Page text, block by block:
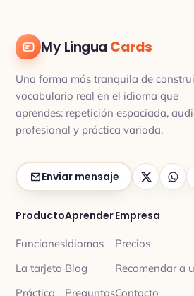
My Lingua Cards
Una forma más tranquila de
vocabulario real en el idioma que
aprendes: repetición espaciada,
profesional y práctica variada.
Enviar mensaje
Producto
Funciones
La tarjeta
Práctica
Aprender
Idiomas
Blog
Preguntas
Empresa
Precios
Recomendar a
Contacto